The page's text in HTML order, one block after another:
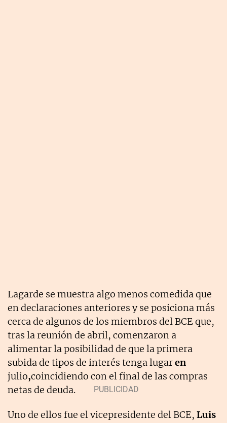
Lagarde se muestra algo menos comedida que
en declaraciones anteriores y se posiciona más
cerca de algunos de los miembros del BCE que,
tras la reunión de abril, comenzaron a
alimentar la posibilidad de que la primera
subida de tipos de interés tenga lugaren
julio,coincidiendo con el final de las compras
netas de deuda.
Uno de ellos fue el vicepresidente del BCE, Luis